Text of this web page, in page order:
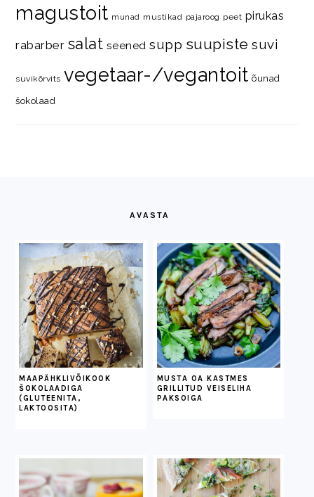
magustoit munad mustikad pajaroog peet pirukas
rabarber salat seened supp suupiste suvi
suvikõrvits vegetaar-/vegantoit õunad
šokolaad
AVASTA
MAAPÄHKLIVÕIKOOK
ŠOKOLAADIGA
(GLUTEENITA,
LAKTOOSITA)
MUSTA OA KASTMES
GRILLITUD VEISELIHA
PAKSOIGA